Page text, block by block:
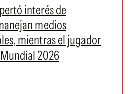
interés de
medios
mientras el jugador
2026